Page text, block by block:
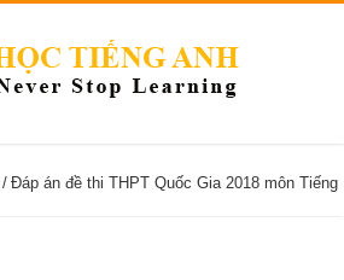
/ Đáp án đề thi THPT Quốc Gia 2018 môn Tiếng